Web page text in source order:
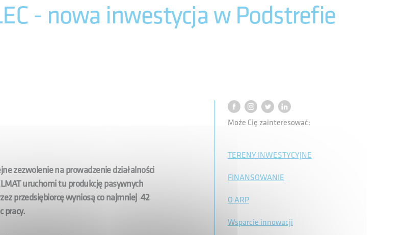
- nowa inwestycja w Podstrefie
zezwolenie na prowadzenie działalności
uruchomi tu produkcję pasywnych
przedsiębiorcę wyniosą co najmniej 42
pracy.
Może Cię zainteresować:
TERENY INWESTYCYJNE
FINANSOWANIE
O ARP
Wsparcie innowacji